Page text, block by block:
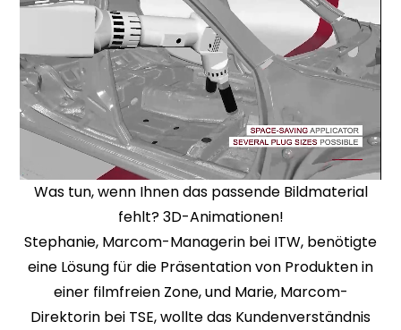
Was tun, wenn Ihnen das passende Bildmaterial
fehlt? 3D-Animationen!
Stephanie, Marcom-Managerin bei ITW, benötigte
eine Lösung für die Präsentation von Produkten in
einer filmfreien Zone, und Marie, Marcom-
Direktorin bei TSE, wollte das Kundenverständnis